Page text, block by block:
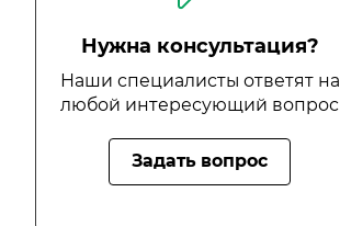
Нужна консультация?
Наши специалисты ответят на
любой интересующий вопрос
Задать вопрос